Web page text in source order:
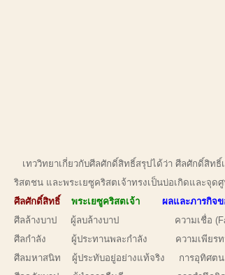
เทววิทยาเกี่ยวกับศีลศักดิ์สิทธิ์สรุปได้ว่า ศีลศักดิ์สิท
ริสตชน และพระเยซูคริสตเจ้าทรงเป็นบ่อเกิดและจุ
ศีลศักดิ์สิทธิ์
พระเยซูคริสตเจ้า
ผลและภารกิจ
ศีลล้างบาป ผู้ลบล้างบาป ความเชื่อ
ศีลกำลัง ผู้ประทานพละกำลัง ความเพียรทน
ศีลมหาสนิท ผู้ประทับอยู่อย่างแท้จริง การอุทิศตน